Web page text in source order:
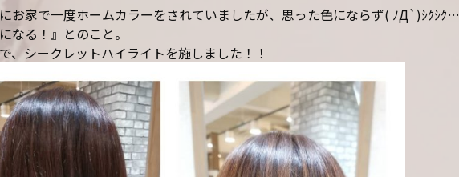
お家で一度ホームカラーをされていましたが、思った色にならず( ﾉД`)ｼｸｼｸ…
なる！』とのこと。
、シークレットハイライトを施しました！！